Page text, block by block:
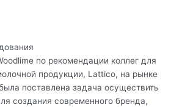
по рекомендации коллег для
продукции, Lattico, на рынке
поставлена задача осуществить
создания современного бренда,